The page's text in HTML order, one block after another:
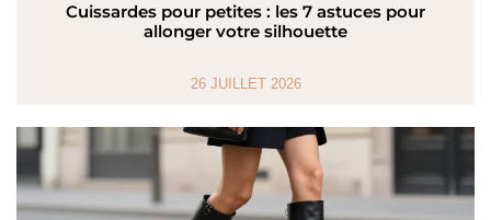
Cuissardes pour petites : les 7 astuces pour
allonger votre silhouette
26 JUILLET 2026